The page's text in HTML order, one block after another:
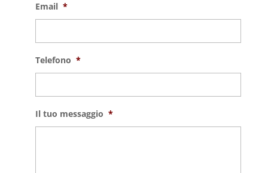
Email *
Telefono *
Il tuo messaggio *